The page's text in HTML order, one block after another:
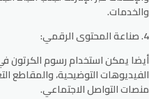
والخدمات.
4. صناعة المحتوى الرقمي:
أيضا يمكن استخدام رسوم الكرتون
الفيديوهات التوضيحية، والمقاطع
منصات التواصل الاجتماعي.